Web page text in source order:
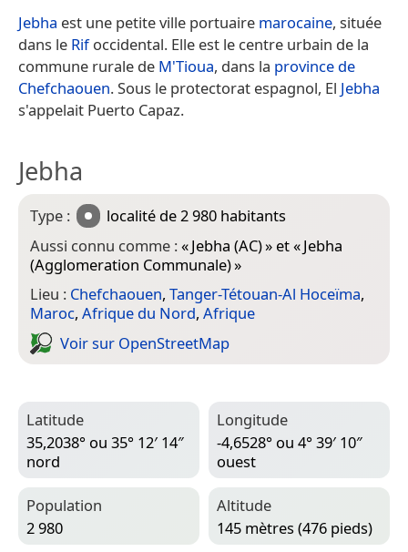
Jebha est une petite ville portuaire marocaine, située
dans le Rifoccidental. Elle est le centre urbain de la
commune rurale de M'Tioua, dans la province de
Chefchaouen. Sous le protectorat espagnol, El Jebha
s'appelait Puerto Capaz.
Jebha
Type : localité de 2 980 habitants
Aussi connu comme :«Jebha (AC)» et «Jebha
(Agglomeration Communale)»
Lieu : Chefchaouen, Tanger-Tétouan-Al Hoceïma,
Maroc, Afrique du Nord, Afrique
Voir sur Open­Street­Map
Latitude
35,2038° ou 35° 12′ 14″
nord
Longitude
-4,6528° ou 4° 39′ 10″
ouest
Population
2 980
Altitude
145 mètres (476 pieds)